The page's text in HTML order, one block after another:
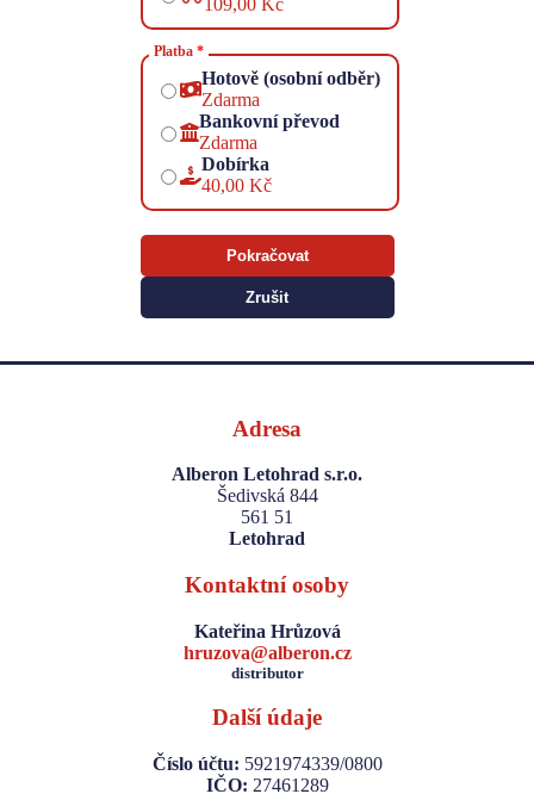
109,00 Kč
Hotově (osobní odběr)
Zdarma
Bankovní převod
Zdarma
Dobírka
40,00 Kč
Platba
Pokračovat
Zrušit
Adresa
Alberon Letohrad s.r.o.
Šedivská 844
561 51
Letohrad
Kontaktní osoby
Kateřina Hrůzová
hruzova@alberon.cz
distributor
Další údaje
Číslo účtu: 5921974339/0800
IČO: 27461289